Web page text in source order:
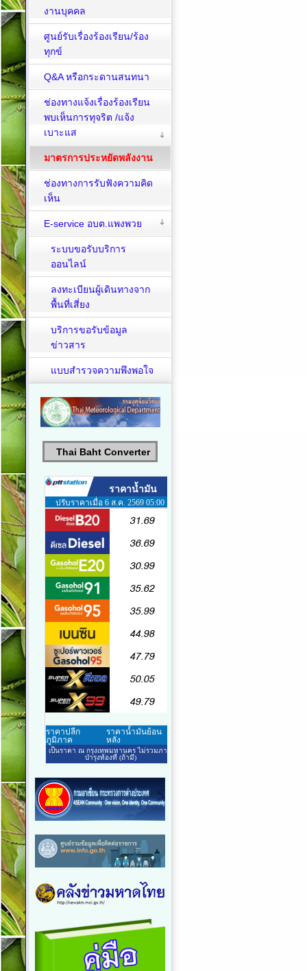
งานบุคคล
ศูนย์รับเรื่องร้องเรียน/ร้อง
ทุกข์
Q&A หรือกระดานสนทนา
ช่องทางแจ้งเรื่องร้องเรียน
พบเห็นการทุจริต /แจ้ง
เบาะแส
มาตรการประหยัดพลังงาน
ช่องทางการรับฟังความคิด
เห็น
E-service อบต.แพงพวย
ระบบขอรับบริการ
ออนไลน์
ลงทะเบียนผู้เดินทางจาก
พื้นที่เสี่ยง
บริการขอรับข้อมูล
ข่าวสาร
แบบสำรวจความพึงพอใจ
Thai Baht Converter